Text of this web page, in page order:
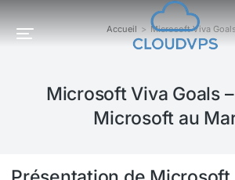
Vous êtes ici : Accueil Microsoft Viva
Microsoft Viva Goals
Microsoft au